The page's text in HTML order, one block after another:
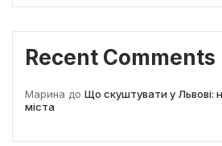
Recent Comments
Марина до Що скуштувати у Львові:
міста